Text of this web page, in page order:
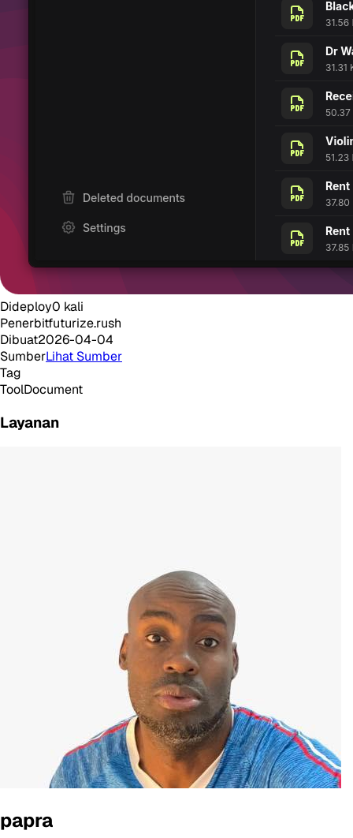
Dideploy0 kali
Penerbitfuturize.rush
Dibuat2026-04-04
SumberLihat Sumber
Tag
ToolDocument
Layanan
papra